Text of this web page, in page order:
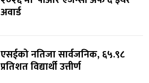
अवार्ड
एसईको नतिजा सार्वजनिक, ६५.९८
प्रतिशत विद्यार्थी उत्तीर्ण